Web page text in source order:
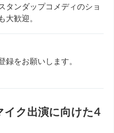
タンダップコメディのショ
歓迎。
録をお願いします。
ク出演に向けた4